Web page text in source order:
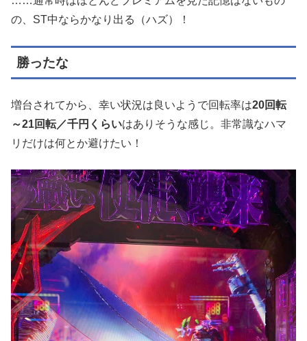
の、ST中ならかなり出る（ハズ）！
勝ったな
増台されてから、幸い状況は良いようで回転率は20回転
～21回転／千円くらいはありそうな感じ。非常識なハマ
リだけは何とか避けたい！